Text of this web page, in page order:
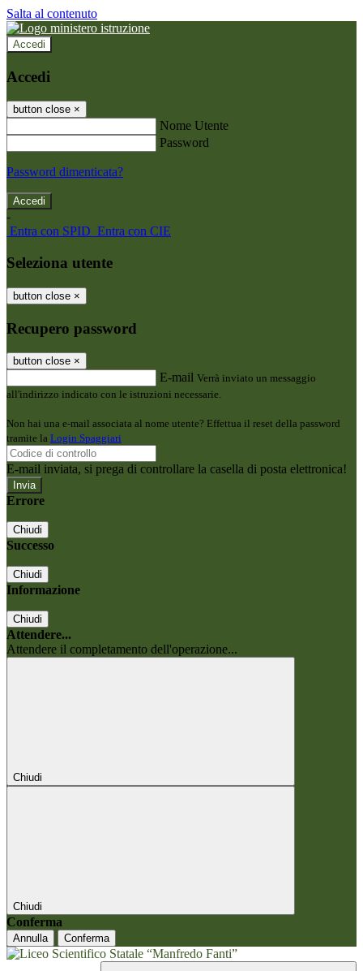
Salta al contenuto
Accedi
Accedi
button close ×
Nome Utente
Password
Password dimenticata?
-
Entra con SPID Entra con CIE
Seleziona utente
button close ×
Recupero password
button close ×
E-mail Verrà inviato un messaggio
all'indirizzo indicato con le istruzioni necessarie.
Non hai una e-mail associata al nome utente? Effettua il reset della password
tramite la Login Spaggiari
E-mail inviata, si prega di controllare la casella di posta elettronica!
Errore
Chiudi
Successo
Chiudi
Informazione
Chiudi
Attendere...
Attendere il completamento dell'operazione...
Chiudi
Chiudi
Conferma
Annulla Conferma